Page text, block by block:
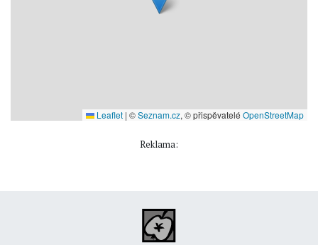
Leaflet | ©Seznam.cz, © přispěvatelé OpenStreetMap
Reklama: